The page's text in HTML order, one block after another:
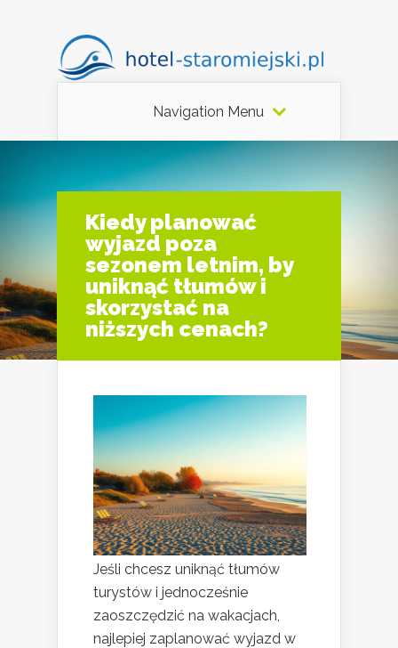
Navigation Menu
Kiedy planować
wyjazd poza
sezonem letnim, by
uniknąć tłumów i
skorzystać na
niższych cenach?
Jeśli chcesz uniknąć tłumów
turystów i jednocześnie
zaoszczędzić na wakacjach,
najlepiej zaplanować wyjazd w